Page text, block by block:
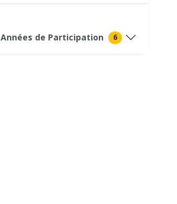
Années de Participation 6